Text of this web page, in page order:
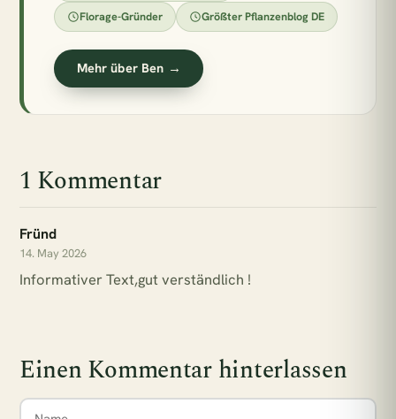
Florage-Gründer
Größter Pflanzenblog DE
Mehr über Ben →
1 Kommentar
Fründ
14. May 2026
Informativer Text,gut verständlich !
Einen Kommentar hinterlassen